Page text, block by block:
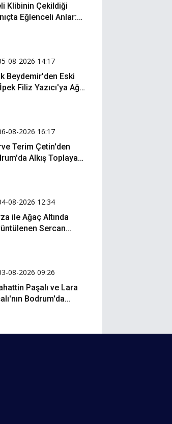
Klibinin Çekildiği
Eğlenceli Anlar:
08-2026 14:17
Beydemir'den Eski
Filiz Yazıcı'ya Ağır
08-2026 16:17
Terim Çetin'den
Alkış Toplayan
08-2026 12:34
ile Ağaç Altında
Sercan
08-2026 09:26
Paşalı ve Lara
Bodrum'da